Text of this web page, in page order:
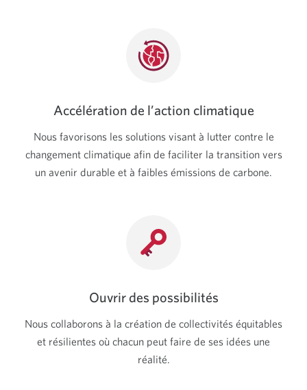
Accélération de l’action climatique
Nous favorisons les solutions visant à lutter contre le
changement climatique afin de faciliter la transition vers
un avenir durable et à faibles émissions de carbone.
Ouvrir des possibilités
Nous collaborons à la création de collectivités équitables
et résilientes où chacun peut faire de ses idées une
réalité.